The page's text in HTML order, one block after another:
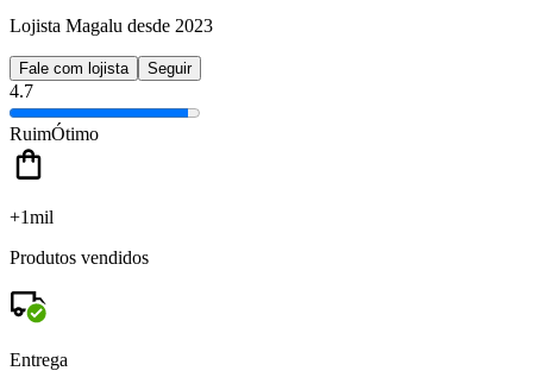
Lojista Magalu desde 2023
Fale com lojista Seguir
4.7
RuimÓtimo
+1mil
Produtos vendidos
Entrega